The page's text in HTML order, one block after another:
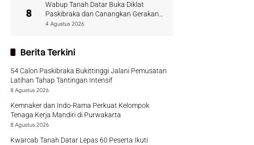
8
Wabup Tanah Datar Buka Diklat
Paskibraka dan Canangkan Gerakan
Bendera
4 Agustus 2026
Berita Terkini
54 Calon Paskibraka Bukittinggi Jalani Pemusatan
Latihan Tahap Tantingan Intensif
8 Agustus 2026
Kemnaker dan Indo-Rama Perkuat Kelompok
Tenaga Kerja Mandiri di Purwakarta
8 Agustus 2026
Kwarcab Tanah Datar Lepas 60 Peserta Ikuti